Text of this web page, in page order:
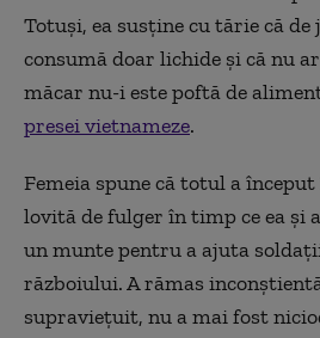
Totuși, ea susține cu tărie că de
consumă doar lichide și că nu
măcar nu-i este poftă de
presei vietnameze.
Femeia spune că totul a
lovită de fulger în timp ce ea și
un munte pentru a ajuta
războiului. A rămas
supraviețuit, nu a mai fost